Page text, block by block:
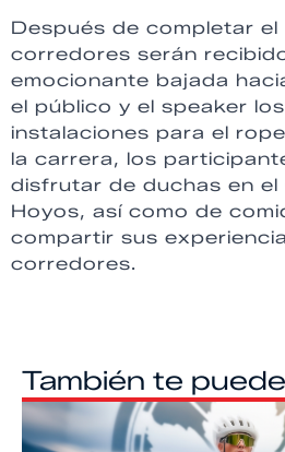
Después de completar
corredores serán
emocionante bajada
el público y el speaker
instalaciones para el
la carrera, los
disfrutar de duchas en el
Hoyos, así como de
compartir sus
corredores.
También te